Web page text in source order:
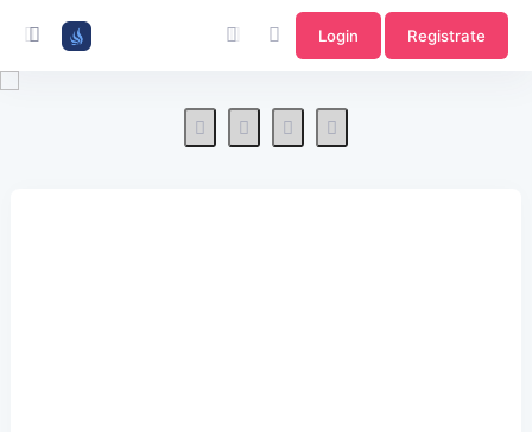
Login Registrate